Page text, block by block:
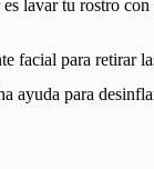
lavar tu rostro
facial para retirar
ayuda para